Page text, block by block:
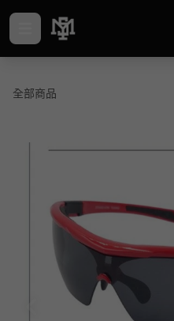
全部商品